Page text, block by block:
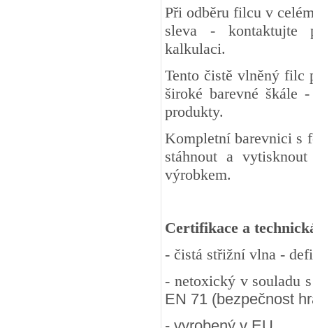
Při odběru filcu v
sleva - kontaktujte
kalkulaci.
Tento čistě vlněný filc
široké barevné škále
produkty.
Kompletní barevnici s
stáhnout a
výrobkem.
Certifikace a
- čistá střižní vlna -
- netoxický v souladu
EN 71 (bezpečnost